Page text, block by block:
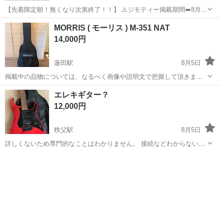
【先着限定順！無くなり次第終了！！】 ⚠️ジモティー掲載期間➡️8月限
定🚨‼️⚠️ 🇺🇸アメリカンな空間好きの出品者の一斉大放出‼️🇺🇸 "新品
販売価格:15000〜25000円"▶︎3000円 アジア圏で製造されて...
埼玉 所沢市 所沢駅 楽器
MORRIS ( モーリス ) M-351 NAT
14,000円
蓮田駅
8月5日
掲載中の品物については、なるべく画像や説明文で把握して頂きま
す。別途質問がある場合、現地におりませんがなるべく早く回答を心
掛けます。 掲載物の緊急度【至急！助けて！】 引渡し場所【埼玉県蓮
田市蓮田】 以下共用説明文になり...
埼玉 蓮田市 蓮田駅
エレキギター？
12,000円
秩父駅
8月5日
詳しくないため専門的なことはわかりません。 接続などわからないの